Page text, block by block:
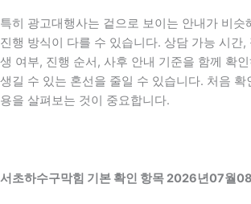
특히 광고대행사는 겉으로 보이는 안내가 비슷
진행 방식이 다를 수 있습니다. 상담 가능 시간
생 여부, 진행 순서, 사후 안내 기준을 함께 확
생길 수 있는 혼선을 줄일 수 있습니다. 처음 확
용을 살펴보는 것이 중요합니다.
서초하수구막힘 기본 확인 항목 2026년07월